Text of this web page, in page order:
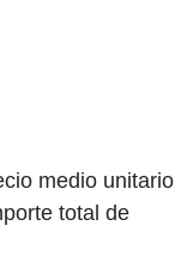
medio unitario
total de